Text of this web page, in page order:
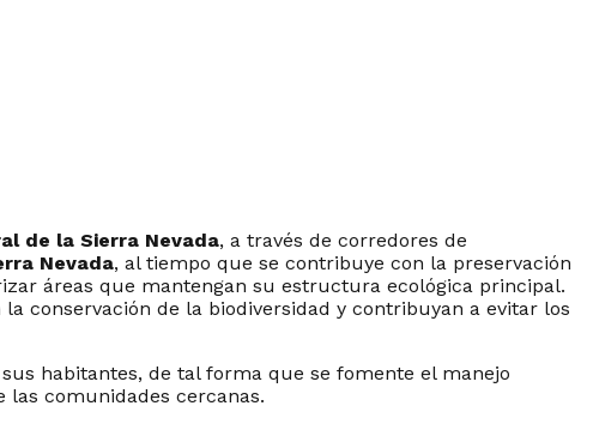
de la Sierra Nevada, a través de corredores de
Nevada, al tiempo que se contribuye con la preservación
áreas que mantengan su estructura ecológica principal.
conservación de la biodiversidad y contribuyan a evitar los
habitantes, de tal forma que se fomente el manejo
comunidades cercanas.